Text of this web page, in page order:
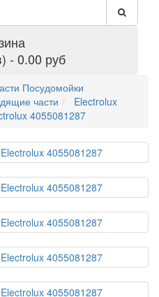
- 0.00 руб
Посудомойки
части
Electrolux
4055081287